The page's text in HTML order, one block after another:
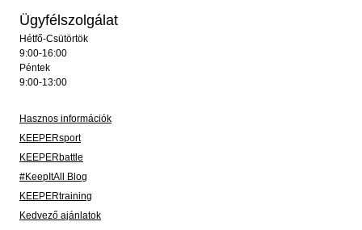
Ügyfélszolgálat
Hétfő-Csütörtök
9:00-16:00
Péntek
9:00-13:00
Hasznos információk
KEEPERsport
KEEPERbattle
#KeepItAll Blog
KEEPERtraining
Kedvező ajánlatok